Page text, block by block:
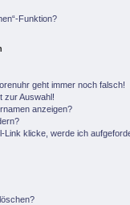
Funktion?
geht immer noch falsch!
zur Auswahl!
anzeigen?
Link klicke, werde ich